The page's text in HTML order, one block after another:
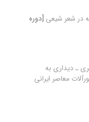
در شعر شیعی [دوره
ـ دیداری به
معاصر ایرانی